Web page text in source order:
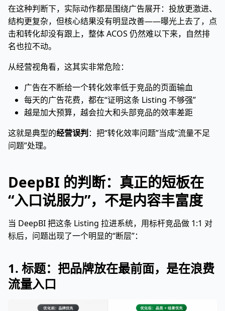
在这种判断下，实际动作都是围绕广告展开：投放更激进、
结构更复杂，但核心结果没有明显改善——曝光上去了，点
击和转化却没有跟上，整体 ACOS 仍然难以下来，自然排
名也拉不动。
从经营视角看，这其实非常危险：
广告在不断给一个转化效率低于竞品的页面输血
每天的广告花费，都在“证明这条 Listing 不够强”
越是加大预算，越会拉大和头部竞品的效率差距
这就是典型的经营误判 ：把“转化效率问题”当成“流量不足
问题”处理。
DeepBI 的判断：真正的短板在
“入口说服力”，不是内容丰富度
当 DeepBI 把这条 Listing 拉进系统，用标杆竞品做 1:1 对
标后，问题出现了一个明显的“断层”：
1. 标题：把品牌放在最前面，是在浪费
流量入口